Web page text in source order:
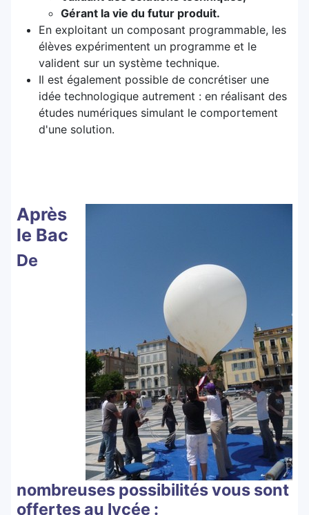
Gérant la vie du futur produit.
En exploitant un composant programmable, les
élèves expérimentent un programme et le
valident sur un système technique.
Il est également possible de concrétiser une
idée technologique autrement : en réalisant des
études numériques simulant le comportement
d'une solution.
Après
le Bac
De
nombreuses possibilités vous sont
offertes au lycée :